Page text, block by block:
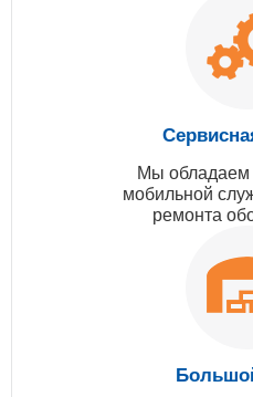
Мы обладаем
мобильной
ремонта